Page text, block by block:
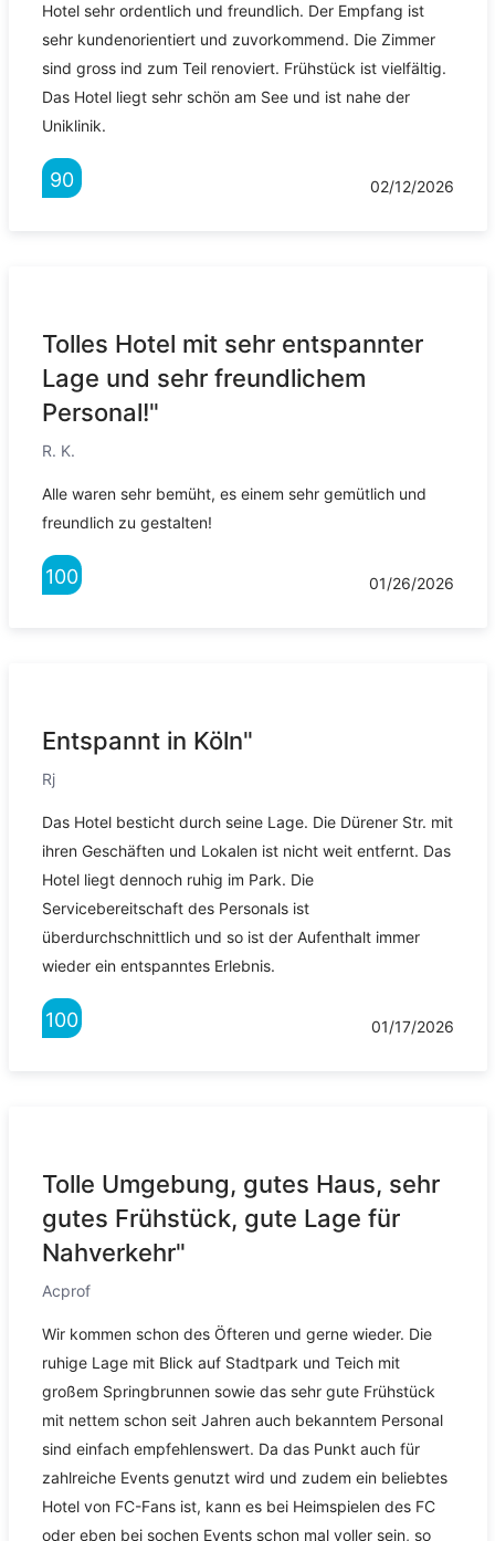
Hotel sehr ordentlich und freundlich. Der Empfang ist
sehr kundenorientiert und zuvorkommend. Die Zimmer
sind gross ind zum Teil renoviert. Frühstück ist vielfältig.
Das Hotel liegt sehr schön am See und ist nahe der
Uniklinik.
90 02/12/2026
Tolles Hotel mit sehr entspannter
Lage und sehr freundlichem
Personal!"
R. K.
Alle waren sehr bemüht, es einem sehr gemütlich und
freundlich zu gestalten!
100 01/26/2026
Entspannt in Köln"
Rj
Das Hotel besticht durch seine Lage. Die Dürener Str. mit
ihren Geschäften und Lokalen ist nicht weit entfernt. Das
Hotel liegt dennoch ruhig im Park. Die
Servicebereitschaft des Personals ist
überdurchschnittlich und so ist der Aufenthalt immer
wieder ein entspanntes Erlebnis.
100 01/17/2026
Tolle Umgebung, gutes Haus, sehr
gutes Frühstück, gute Lage für
Nahverkehr"
Acprof
Wir kommen schon des Öfteren und gerne wieder. Die
ruhige Lage mit Blick auf Stadtpark und Teich mit
großem Springbrunnen sowie das sehr gute Frühstück
mit nettem schon seit Jahren auch bekanntem Personal
sind einfach empfehlenswert. Da das Punkt auch für
zahlreiche Events genutzt wird und zudem ein beliebtes
Hotel von FC-Fans ist, kann es bei Heimspielen des FC
oder eben bei sochen Events schon mal voller sein, so